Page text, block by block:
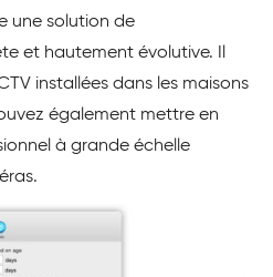
une solution de
et hautement évolutive. Il
installées dans les maisons
également mettre en
à grande échelle